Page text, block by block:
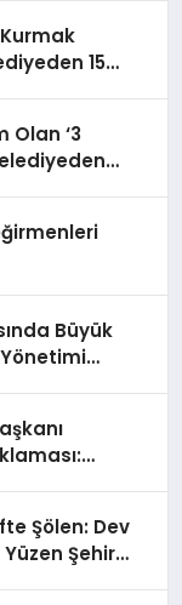
15
Olan ‘3
Büyük
Şölen: Dev
Şehir